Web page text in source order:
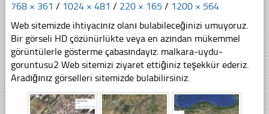
768 × 361 / 1024 × 481 / 220 × 165 / 1200 × 564
Web sitemizde ihtiyacınız olanı bulabileceğinizi umuyoruz.
Bir görseli HD çözünürlükte veya en azından mükemmel
görüntülerle gösterme çabasındayız. malkara-uydu-
goruntusu2 Web sitemizi ziyaret ettiğiniz teşekkür ederiz.
Aradığınız görselleri sitemizde bulabilirsiniz.